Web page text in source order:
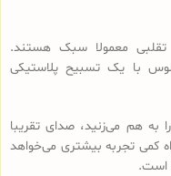
معمولا سبک هستند.
با یک تسبیح پلاستیکی
هم می‌زنید، صدای تقریبا
کمی تجربه بیشتری می‌خواهد
است.